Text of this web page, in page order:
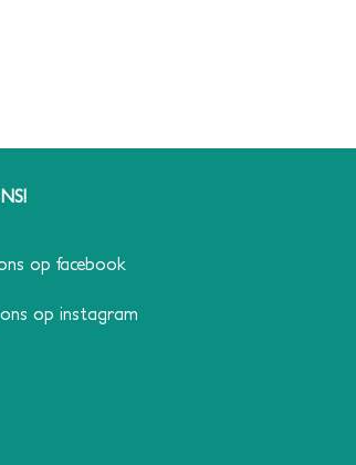
op facebook
op instagram